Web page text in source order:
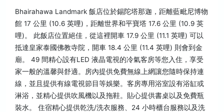
Bhairahawa Landmark 飯店位於錫陀塔那迦，距離藍毗尼博物
館 17 公里 (10.6 英哩)，距離世界和平寶塔 17.6 公里 (10.9 英
哩)。 此飯店位置絕佳，從這裡開車 17.9 公里 (11.1 英哩) 可以
抵達皇家泰國佛教寺院，開車 18.4 公里 (11.4 英哩) 則會到金
廟。 49 間精心設有LED 液晶電視的冷氣客房等您入住，享受
家一般的溫馨與舒適。房內提供免費無線上網讓您隨時保持連
線，並且提供有線電視節目等娛樂。客房專用浴室設有浴缸或
淋浴，並精心提供吹風機以及拖鞋。貼心提供書桌以及免費瓶
裝水。 住宿精心提供乾洗/洗衣服務、24 小時櫃台服務以及洗